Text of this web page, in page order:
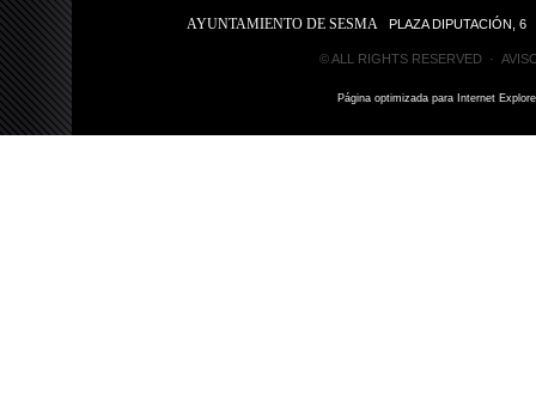
AYUNTAMIENTO DE SESMA PLAZA DIPUTACIÓN, 6
© ALL RIGHTS RESERVED ·
Página optimizada para Internet